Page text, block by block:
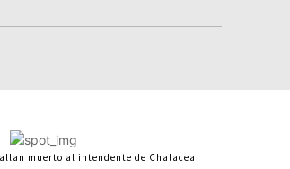
muerto al intendente de Chalacea